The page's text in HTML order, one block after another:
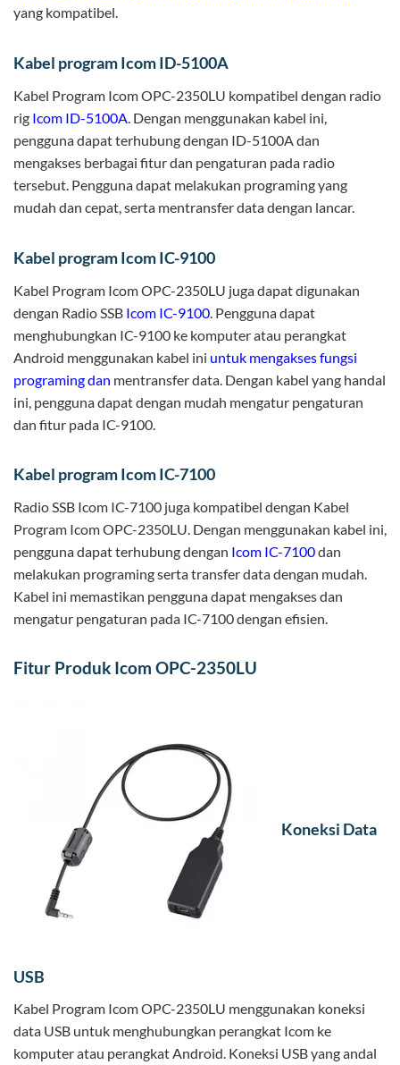
yang kompatibel.
Kabel program Icom ID-5100A
Kabel Program Icom OPC-2350LU kompatibel dengan radio
rig Icom ID-5100A. Dengan menggunakan kabel ini,
pengguna dapat terhubung dengan ID-5100A dan
mengakses berbagai fitur dan pengaturan pada radio
tersebut. Pengguna dapat melakukan programing yang
mudah dan cepat, serta mentransfer data dengan lancar.
Kabel program Icom IC-9100
Kabel Program Icom OPC-2350LU juga dapat digunakan
dengan Radio SSB Icom IC-9100 . Pengguna dapat
menghubungkan IC-9100 ke komputer atau perangkat
Android menggunakan kabel ini untuk mengakses fungsi
programing dan mentransfer data. Dengan kabel yang handal
ini, pengguna dapat dengan mudah mengatur pengaturan
dan fitur pada IC-9100.
Kabel program Icom IC-7100
Radio SSB Icom IC-7100 juga kompatibel dengan Kabel
Program Icom OPC-2350LU. Dengan menggunakan kabel ini,
pengguna dapat terhubung dengan Icom IC-7100dan
melakukan programing serta transfer data dengan mudah.
Kabel ini memastikan pengguna dapat mengakses dan
mengatur pengaturan pada IC-7100 dengan efisien.
Fitur Produk Icom OPC-2350LU
Koneksi Data
USB
Kabel Program Icom OPC-2350LU menggunakan koneksi
data USB untuk menghubungkan perangkat Icom ke
komputer atau perangkat Android. Koneksi USB yang andal